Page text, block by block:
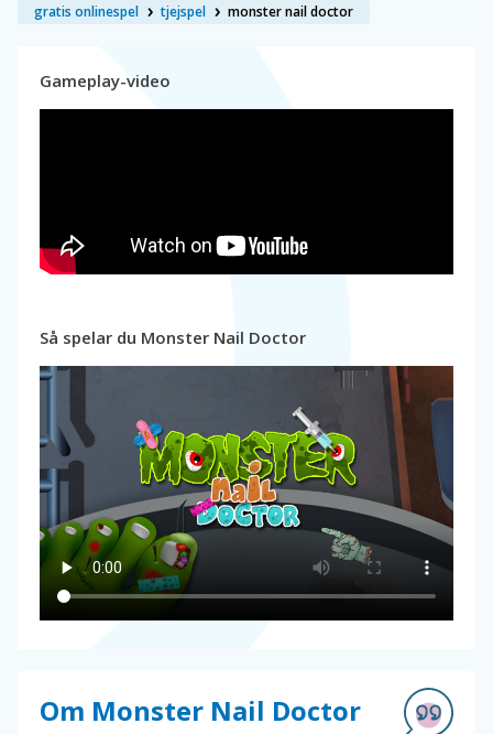
gratis onlinespel tjejspel monster nail doctor
Gameplay-video
Så spelar du Monster Nail Doctor
Om Monster Nail Doctor